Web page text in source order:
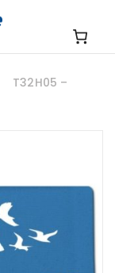
T32H05 –